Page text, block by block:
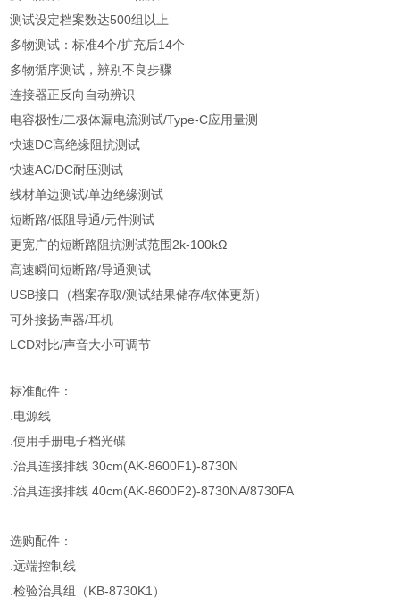
测试设定档案数达500组以上
多物测试：标准4个/扩充后14个
多物循序测试，辨别不良步骤
连接器正反向自动辨识
电容极性/二极体漏电流测试/Type-C应用量测
快速DC高绝缘阻抗测试
快速AC/DC耐压测试
线材单边测试/单边绝缘测试
短断路/低阻导通/元件测试
更宽广的短断路阻抗测试范围2k-100kΩ
高速瞬间短断路/导通测试
USB接口（档案存取/测试结果储存/软体更新）
可外接扬声器/耳机
LCD对比/声音大小可调节
标准配件：
.电源线
.使用手册电子档光碟
.治具连接排线 30cm(AK-8600F1)-8730N
.治具连接排线 40cm(AK-8600F2)-8730NA/8730FA
选购配件：
.远端控制线
.检验治具组（KB-8730K1）